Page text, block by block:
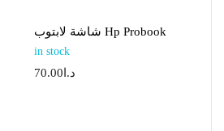
شاشة لابتوب Hp Probook
in stock
د.ا70.00